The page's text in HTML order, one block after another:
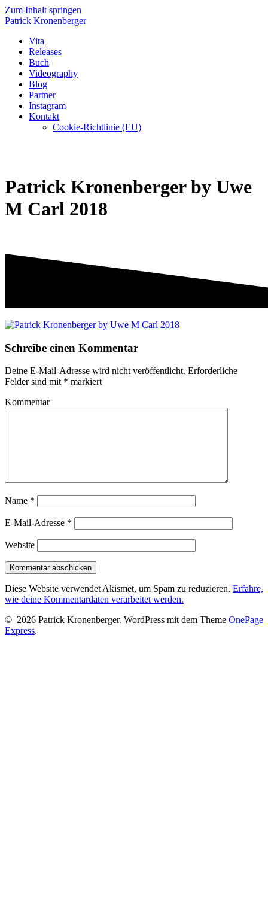
Zum Inhalt springen
Patrick Kronenberger
Vita
Releases
Buch
Videography
Blog
Partner
Instagram
Kontakt
Cookie-Richtlinie (EU)
Patrick Kronenberger by Uwe
M Carl 2018
Schreibe einen Kommentar
Deine E-Mail-Adresse wird nicht veröffentlicht. Erforderliche
Felder sind mit * markiert
Kommentar
Name *
E-Mail-Adresse *
Website
Diese Website verwendet Akismet, um Spam zu reduzieren. Erfahre,
wie deine Kommentardaten verarbeitet werden.
© 2026 Patrick Kronenberger. WordPress mit dem Theme OnePage
Express.